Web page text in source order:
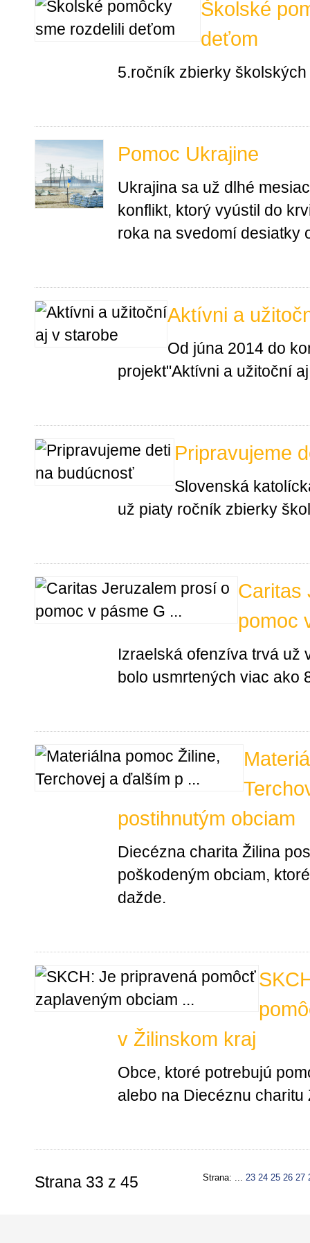
Školské
deťom
5.ročník zbierky
Pomoc Ukrajine
Ukrajina sa už dlhé
konflikt, ktorý vyústil do
roka na svedomí desiatky
Aktívni a
Od júna 2014 do
projekt"Aktívni a užitoční
Pripravujeme
Slovenská
už piaty ročník zbierky
Caritas
pomoc
Izraelská ofenzíva trvá už
bolo usmrtených viac ako
postihnutým obciam
Diecézna charita Žilina
poškodeným obciam,
dažde.
v Žilinskom kraj
Obce, ktoré potrebujú
alebo na Diecéznu charitu
Strana: ... 23 24 25 26 27
Strana 33 z 45